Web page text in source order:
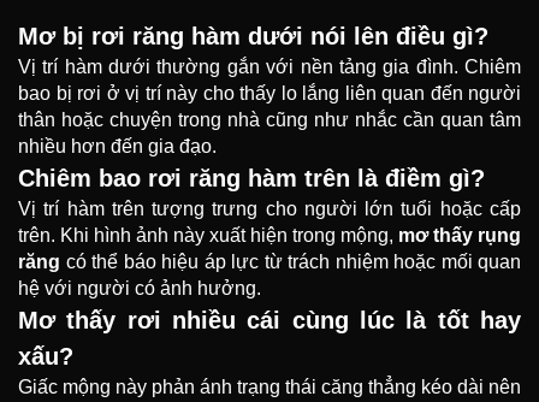
Mơ bị rơi răng hàm dưới nói lên điều gì?
Vị trí hàm dưới thường gắn với nền tảng gia đình. Chiêm
bao bị rơi ở vị trí này cho thấy lo lắng liên quan đến người
thân hoặc chuyện trong nhà cũng như nhắc cần quan tâm
nhiều hơn đến gia đạo.
Chiêm bao rơi răng hàm trên là điềm gì?
Vị trí hàm trên tượng trưng cho người lớn tuổi hoặc cấp
trên. Khi hình ảnh này xuất hiện trong mộng, mơ thấy rụng
răng có thể báo hiệu áp lực từ trách nhiệm hoặc mối quan
hệ với người có ảnh hưởng.
Mơ thấy rơi nhiều cái cùng lúc là tốt hay
xấu?
Giấc mộng này phản ánh trạng thái căng thẳng kéo dài nên